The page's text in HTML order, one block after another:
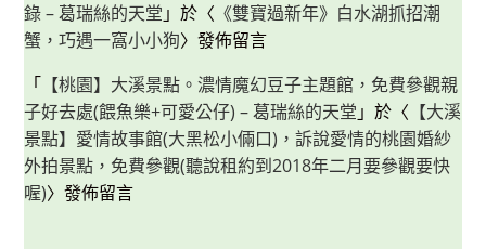
錄 – 葛瑞絲的天堂 」於〈 《雙寶過新年》白水湖抓招潮
蟹，巧遇一窩小小狗〉發佈留言
「 【桃園】大溪景點。濃情魔幻豆子主題館，免費參觀親
子好去處(餵魚樂+可愛公仔) – 葛瑞絲的天堂 」於〈 【大溪
景點】愛情故事館(大黑松小倆口)，訴說愛情的桃園婚紗
外拍景點，免費參觀(聽說租約到2018年二月要參觀要快
喔)〉發佈留言